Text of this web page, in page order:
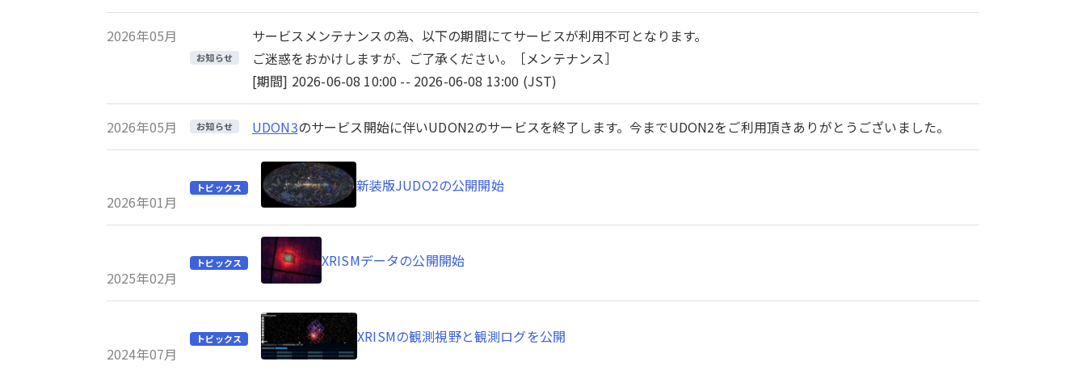
2026年05月
お知らせ
サービスメンテナンスの為、以下の期間にてサービスが利用不可となります。
ご迷惑をおかけしますが、ご了承ください。［メンテナンス］
[期間] 2026-06-08 10:00 -- 2026-06-08 13:00 (JST)
2026年05月 お知らせ UDON3のサービス開始に伴いUDON2のサービスを終了します。今までUDON2をご利用頂きありがとうございました。
2026年01月
トピックス 新装版JUDO2の公開開始
2025年02月
トピックス XRISMデータの公開開始
2024年07月
トピックス XRISMの観測視野と観測ログを公開